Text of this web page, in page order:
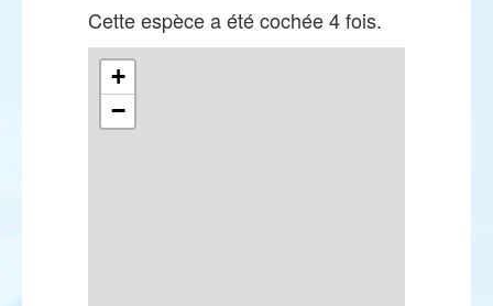
Cette espèce a été cochée 4 fois.
+
−